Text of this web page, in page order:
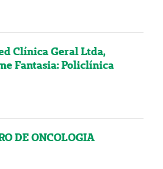
Clínica Geral Ltda,
Fantasia: Policlínica
DE ONCOLOGIA